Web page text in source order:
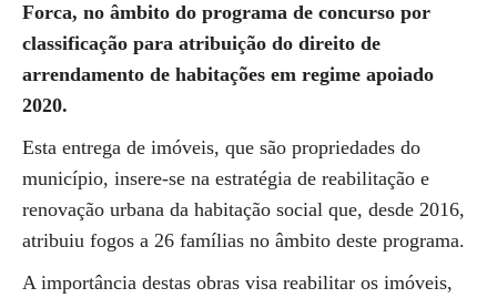
Forca, no âmbito do programa de concurso por
classificação para atribuição do direito de
arrendamento de habitações em regime apoiado
2020.
Esta entrega de imóveis, que são propriedades do
município, insere-se na estratégia de reabilitação e
renovação urbana da habitação social que, desde 2016,
atribuiu fogos a 26 famílias no âmbito deste programa.
A importância destas obras visa reabilitar os imóveis,